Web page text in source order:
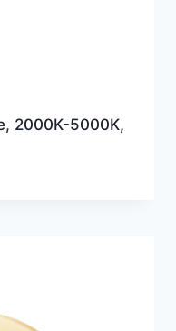
2000K-5000K,